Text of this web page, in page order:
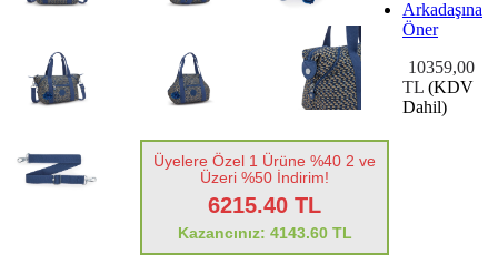
Arkadaşına
Öner
10359,00
TL (KDV
Dahil)
Üyelere Özel 1 Ürüne %40 2 ve
Üzeri %50 İndirim!
6215.40 TL
Kazancınız: 4143.60 TL